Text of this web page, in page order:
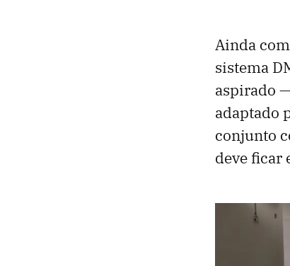
Ainda
sistema
aspirado
adaptado
conjunto
deve ficar